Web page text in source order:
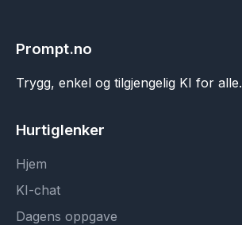
Prompt.no
Trygg, enkel og tilgjengelig KI for alle.
Hurtiglenker
Hjem
KI-chat
Dagens oppgave